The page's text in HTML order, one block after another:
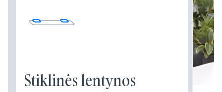
Stiklinės lentynos